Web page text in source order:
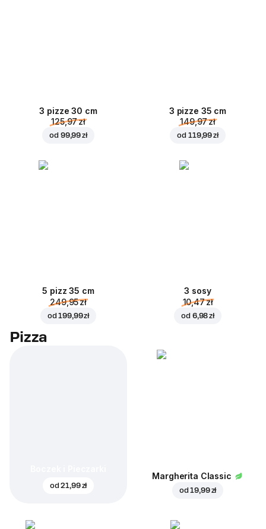
3 pizze 30 cm
125,97 zł
od 99,99 zł
3 pizze 35 cm
149,97 zł
od 119,99 zł
5 pizz 35 cm
249,95 zł
od199,99 zł
3 sosy
10,47 zł
od 6,98 zł
Pizza
od21,99 zł
Margherita Classic
od19,99 zł